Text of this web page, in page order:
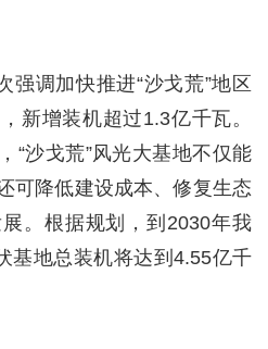
强调加快推进“沙戈荒”地区
新增装机超过1.3亿千瓦。
“沙戈荒”风光大基地不仅能
可降低建设成本、修复生态
。根据规划，到2030年我
基地总装机将达到4.55亿千